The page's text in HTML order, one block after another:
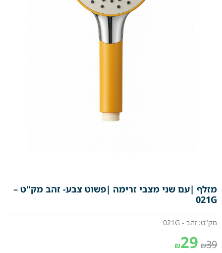
מזלף |עם שני מצבי זרימה |פשוט צבע- זהב מק"ט –
021G
מק"ט: זהב - 021G
₪39
₪29